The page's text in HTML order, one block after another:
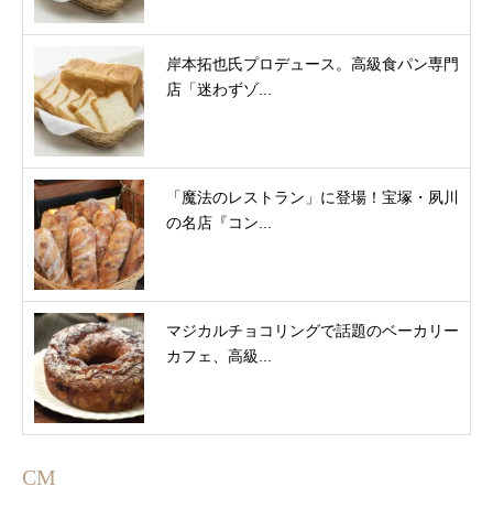
岸本拓也氏プロデュース。高級食パン専門
店「迷わずゾ...
「魔法のレストラン」に登場！宝塚・夙川
の名店『コン...
マジカルチョコリングで話題のベーカリー
カフェ、高級...
CM